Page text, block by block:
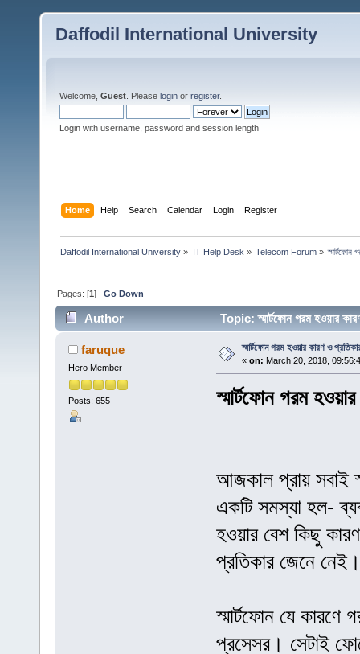
Daffodil International University
Welcome, Guest . Please login or register.
Login with username, password and session length
Home Help Search Calendar Login Register
Daffodil International University » IT Help Desk » Telecom Forum» স্মার্টফোন
Pages: [1]Go Down
Author Topic: স্মার্টফোন গরম হওয়ার
faruque
Hero Member
Posts: 655
স্মার্টফোন গরম হওয়ার কারণ ও
« on: March 20, 2018,
স্মার্টফোন গরম
আজকাল প্রায় সবাই
একটি সমস্যা হল-
হওয়ার বেশ কিছু
প্রতিকার জেনে
স্মার্টফোন যে
প্রসেসর। সেটাই